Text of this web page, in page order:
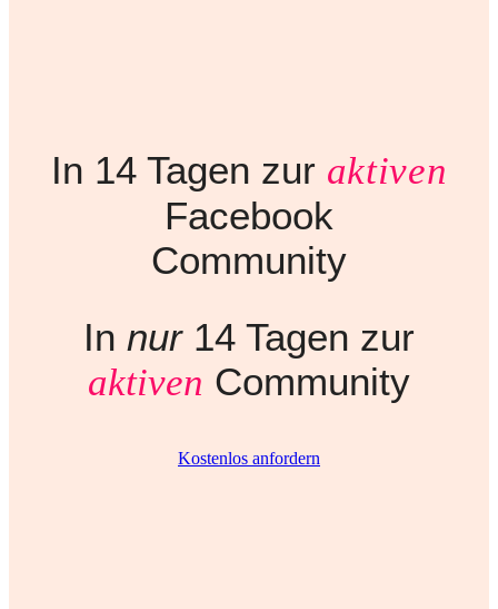
In 14 Tagen zur aktiven
Facebook
Community
In nur14 Tagen zur
aktiven Community
Kostenlos anfordern